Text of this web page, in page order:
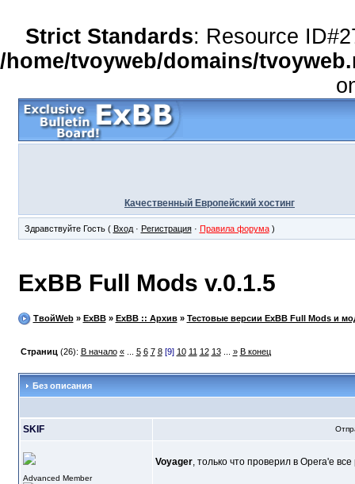
Strict Standards: Resource
/home/tvoyweb/domains/
Качественный Европейский хостинг
Здравствуйте Гость ( Вход· Регистрация· Правила форума)
ExBB Full Mods v.0.1.5
ТвойWeb» ExBB» ExBB :: Архив» Тестовые версии ExBB Full Mods и
Страниц (26): В начало «... 5 6 7 8 [9] 10 11 12 13... » В конец
Без описания
SKIF
Advanced Member
Voyager, только что проверил в Opera'е все